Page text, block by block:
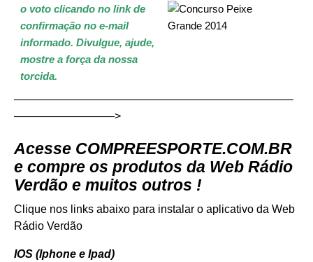
o voto clicando no link de
confirmação no e-mail
informado. Divulgue, ajude,
mostre a força da nossa
torcida.
—————————————————————————
—————————>
Acesse COMPREESPORTE.COM.BR
e compre os produtos da Web Rádio
Verdão e muitos outros !
Clique nos links abaixo para instalar o aplicativo da Web
Rádio Verdão
IOS (Iphone e Ipad)